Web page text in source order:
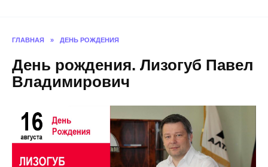
ГЛАВНАЯ » ДЕНЬ РОЖДЕНИЯ
День рождения. Лизогуб Павел
Владимирович